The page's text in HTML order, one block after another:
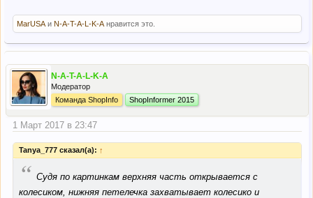
MarUSA и N-A-T-A-L-K-A нравится это.
N-A-T-A-L-K-A
Модератор
Команда ShopInfo
ShopInformer 2015
1 Март 2017 в 23:47
Tanya_777 сказал(а): ↑
“ Судя по картинкам верхняя часть открывается с
колесиком, нижняя петелечка захватывает колесико и